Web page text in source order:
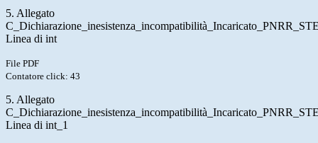
5. Allegato
Linea di int
File PDF
Contatore click: 43
5. Allegato
Linea di int_1